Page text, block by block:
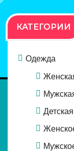
КАТЕГОРИИ
Одежда